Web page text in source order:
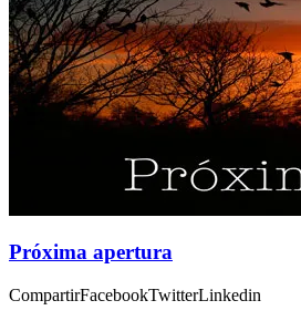
Próxima apertura
CompartirFacebookTwitterLinkedin